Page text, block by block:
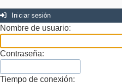
Iniciar sesión
Nombre de usuario:
Contraseña:
Tiempo de conexión: